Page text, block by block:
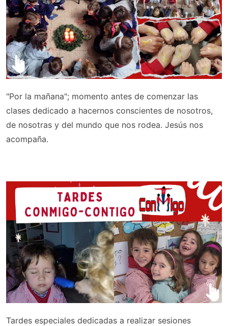
"Por la mañana"; momento antes de comenzar las
clases dedicado a hacernos conscientes de nosotros,
de nosotras y del mundo que nos rodea. Jesús nos
acompaña.
Tardes especiales dedicadas a realizar sesiones